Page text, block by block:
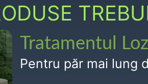
Tratamentul
Pentru păr mai lung